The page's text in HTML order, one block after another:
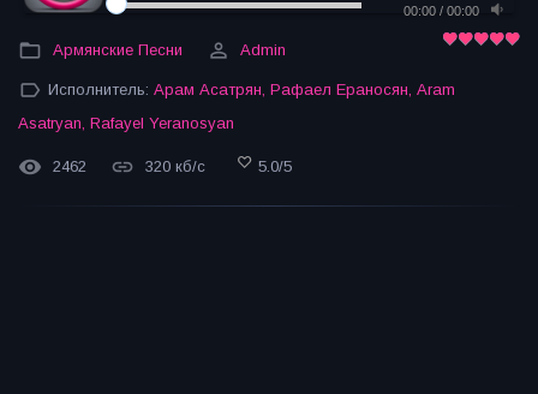
00:00 / 00:00
Армянские Песни Admin
Исполнитель: Арам Асатрян Рафаел Ераносян Aram
Asatryan, Rafayel Yeranosyan
2462 320 кб/с 5.0/5